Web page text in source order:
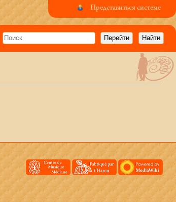
Представиться системе